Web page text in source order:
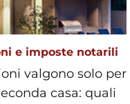
e imposte notarili
valgono solo per
casa: quali